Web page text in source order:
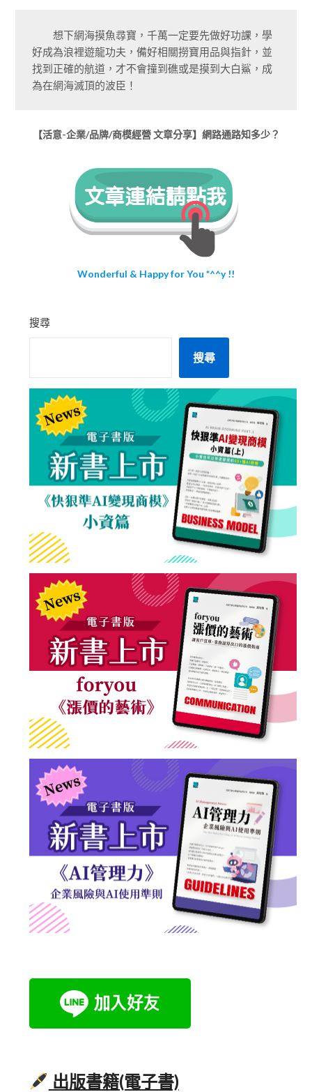
想下網海摸魚尋寶，千萬一定要先做好功課，學
好成為浪裡遊龍功夫，備好相關撈寶用品與指針，並
找到正確的航道，才不會撞到礁或是摸到大白鯊，成
為在網海滅頂的波臣！
【活意-企業/品牌/商模經營 文章分享】網路通路知多少？
Wonderful & Happy for You *^^y !!
搜尋
搜尋
出版書籍(電子書)